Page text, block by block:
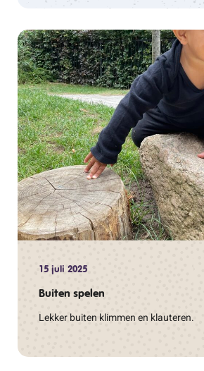
15 juli 2025
Buiten spelen
Lekker buiten klimmen en klauteren.